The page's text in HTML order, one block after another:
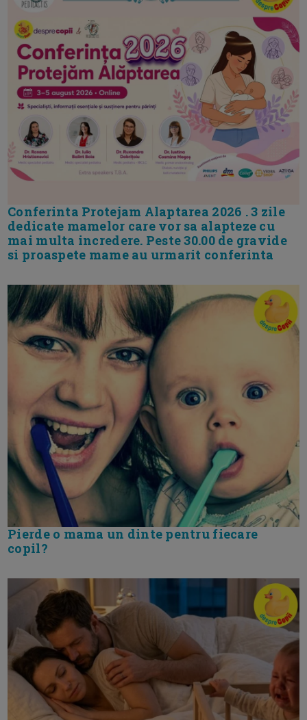
Conferinta Protejam Alaptarea 2026 . 3 zile
dedicate mamelor care vor sa alapteze cu
mai multa incredere. Peste 30.00 de gravide
si proaspete mame au urmarit conferinta
Pierde o mama un dinte pentru fiecare
copil?